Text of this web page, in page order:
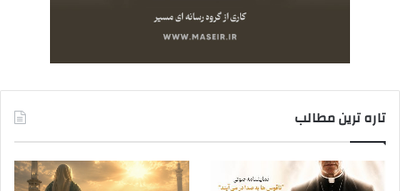
تاره ترین مطالب